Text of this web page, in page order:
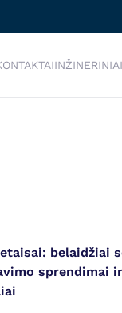
belaidžiai
sprendimai